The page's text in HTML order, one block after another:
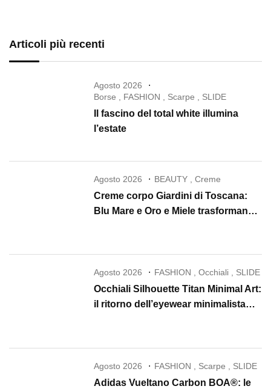
Articoli più recenti
Agosto 2026
Borse
FASHION Scarpe SLIDE
Il fascino del total white illumina
l’estate
Agosto 2026 BEAUTY ,Creme
Creme corpo Giardini di Toscana:
Blu Mare e Oro e Miele trasformano
Agosto 2026 FASHION ,Occhiali , SLIDE
Occhiali Silhouette Titan Minimal Art:
il ritorno dell’eyewear minimalista
Agosto 2026 FASHION Scarpe SLIDE
Adidas Vueltano Carbon BOA®: le